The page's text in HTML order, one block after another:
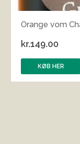
Orange vom
kr.149.00
KØB HER